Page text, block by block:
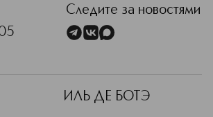
Следите за новостями
ИЛЬ ДЕ БОТЭ